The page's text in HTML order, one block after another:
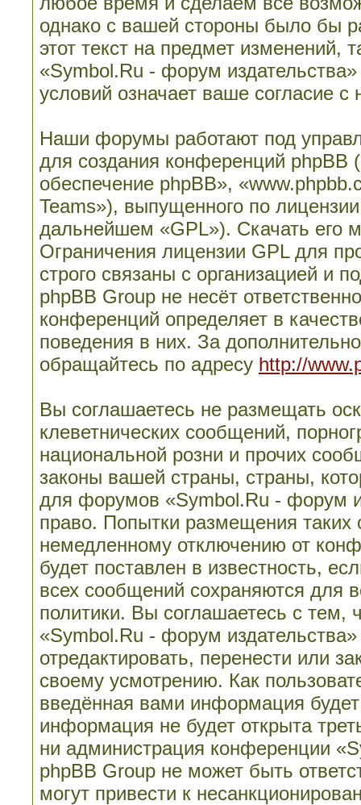
однако с вашей стороны было бы
этот текст на предмет изменений,
«Symbol.Ru - форум
условий означает ваше согласие с
Наши форумы работают под
для создания конференций
обеспечение phpBB»,
Teams»), выпущенного по
дальнейшем «GPL»). Скачать его
Ограничения лицензии GPL для
строго связаны с организацией и
phpBB Group не несёт
конференций определяет в
поведения в них. За
обращайтесь по адресу http://
Вы соглашаетесь не размещать
клеветнических сообщений,
национальной розни и прочих
законы вашей страны, страны,
для форумов «Symbol.Ru - форум
право. Попытки размещения
немедленному отключению от
будет поставлен в известность,
всех сообщений сохраняются для
политики. Вы соглашаетесь с
«Symbol.Ru - форум
отредактировать, перенести или
своему усмотрению. Как
введённая вами информация
информация не будет открыта
ни администрация конференции
phpBB Group не может быть
могут привести к